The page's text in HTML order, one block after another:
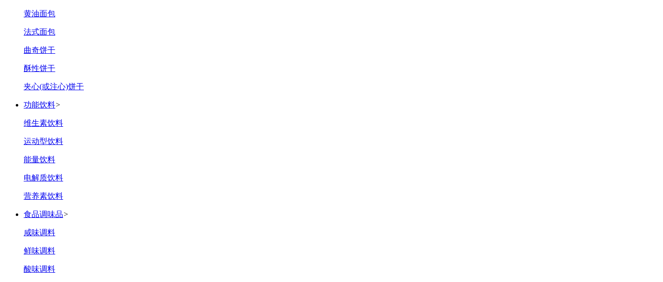
黄油面包
法式面包
曲奇饼干
酥性饼干
夹心(或注心)饼干
功能饮料>
维生素饮料
运动型饮料
能量饮料
电解质饮料
营养素饮料
食品调味品>
咸味调料
鲜味调料
酸味调料